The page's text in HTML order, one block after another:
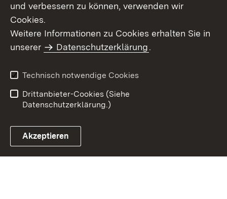
und verbessern zu können, verwenden wir
Cookies.
Weitere Informationen zu Cookies erhalten Sie in
unserer
Datenschutzerklärung.
Technisch notwendige Cookies
Drittanbieter-Cookies (Siehe
Datenschutzerklärung.)
Akzeptieren